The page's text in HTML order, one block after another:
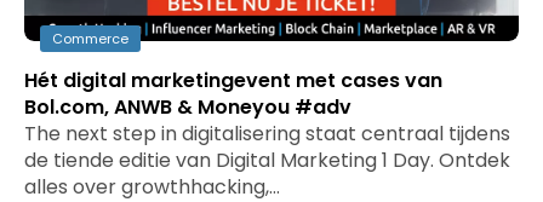
Commerce
Hét digital marketingevent met cases van
Bol.com, ANWB & Moneyou #adv
The next step in digitalisering staat centraal tijdens
de tiende editie van Digital Marketing 1 Day. Ontdek
alles over growthhacking,…